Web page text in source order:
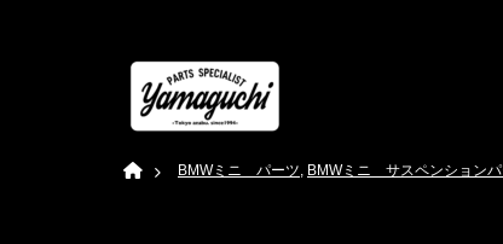
Home BMWミニ パーツ, BMWミニ サスペンションパ